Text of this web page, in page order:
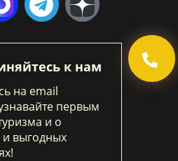
к нам
на email
первым
и о
и выгодных